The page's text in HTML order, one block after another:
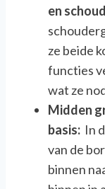
en
ze beide
functies
wat ze
Midden
basis: In
van de
binnen